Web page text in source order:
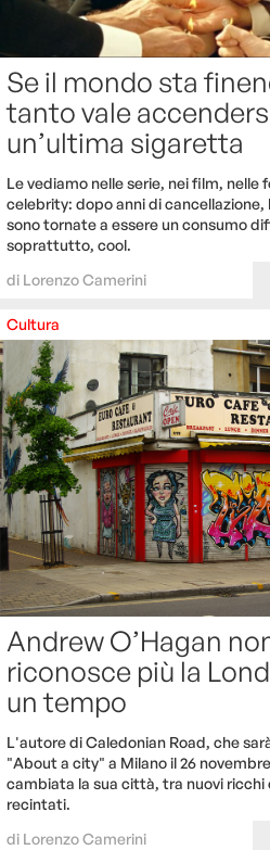
Se il mondo sta
tanto vale
un’ultima sigaretta
Le vediamo nelle serie, nei film, nelle
celebrity: dopo anni di cancellazione,
sono tornate a essere un consumo
soprattutto, cool.
di Lorenzo Camerini
Cultura
Andrew O’Hagan
riconosce più la
un tempo
L'autore di Caledonian Road, che
"About a city" a Milano il 26
cambiata la sua città, tra nuovi ricchi
recintati.
di Lorenzo Camerini